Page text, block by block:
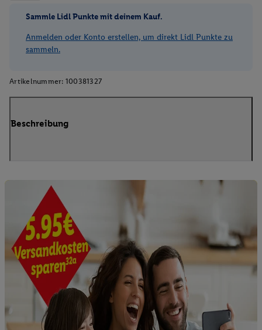
Sammle Lidl Punkte mit deinem Kauf.
Anmelden oder Konto erstellen, um direkt Lidl Punkte zu
sammeln.
Artikelnummer: 100381327
Beschreibung